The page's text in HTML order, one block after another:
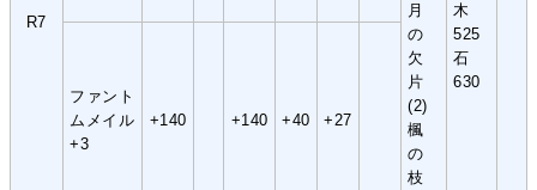
R7
月
の
欠
片
(2)
楓
の
枝
木
525
石
630
ファント
ムメイル
+3
+140 +140 +40 +27